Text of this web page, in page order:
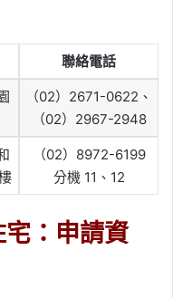
聯絡電話
（02）2671-0622、
（02）2967-2948
（02）8972-6199
分機 11、12
：申請資